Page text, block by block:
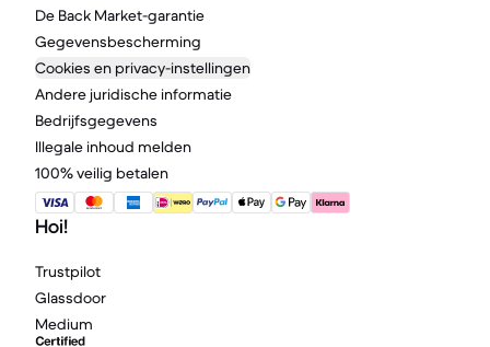
De Back Market-garantie
Gegevensbescherming
Cookies en privacy-instellingen
Andere juridische informatie
Bedrijfsgegevens
Illegale inhoud melden
100% veilig betalen
Hoi!
Trustpilot
Glassdoor
Medium